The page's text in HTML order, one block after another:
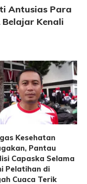
Antusias Para
Kenali
Kesehatan
Pantau
Capaska Selama
Pelatihan di
Cuaca Terik